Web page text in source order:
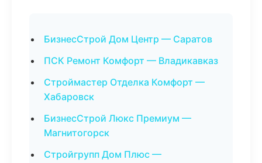
БизнесСтрой Дом Центр — Саратов
ПСК Ремонт Комфорт — Владикавказ
Строймастер Отделка Комфорт —
Хабаровск
БизнесСтрой Люкс Премиум —
Магнитогорск
Стройгрупп Дом Плюс —